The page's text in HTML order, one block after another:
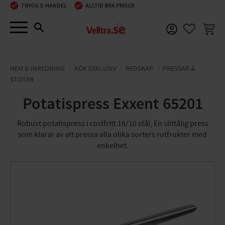
Meny
TRYGG E-HANDEL ALLTID BRA PRISER
HEM & INREDNING KÖK EXKLUSIV REDSKAP
PRESSAR &
STÖTAR
Potatispress Exxent 65201
Robust potatispress i rostfritt 18/10 stål, En slittålig press
som klarar av att pressa alla olika sorters rotfrukter med
enkelhet.